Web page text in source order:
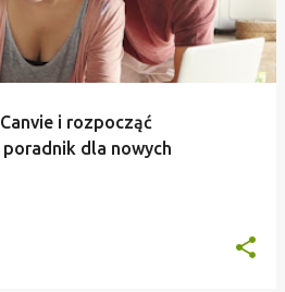
i rozpocząć
dla nowych